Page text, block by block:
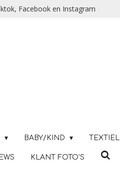
Facebook en Instagram
BABY/KIND TEXTIEL
KLANT FOTO'S